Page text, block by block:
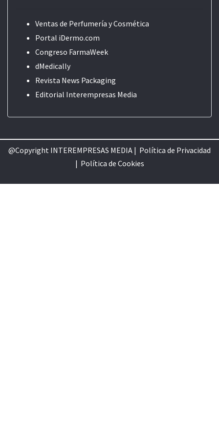
Ventas de Perfumería y Cosmética
Portal iDermo.com
Congreso FarmaWeek
dMedically
Revista News Packaging
Editorial Interempresas Media
@Copyright INTEREMPRESAS MEDIA | Política de Privacidad
| Política de Cookies